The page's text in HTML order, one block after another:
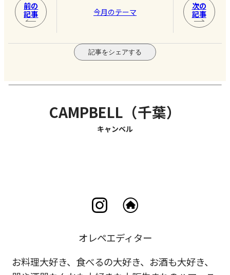
前の
記事
今月のテーマ
次の
記事
記事をシェアする
CAMPBELL（千葉）
キャンベル
オレペエディター
お料理大好き、食べるの大好き、お酒も大好き、